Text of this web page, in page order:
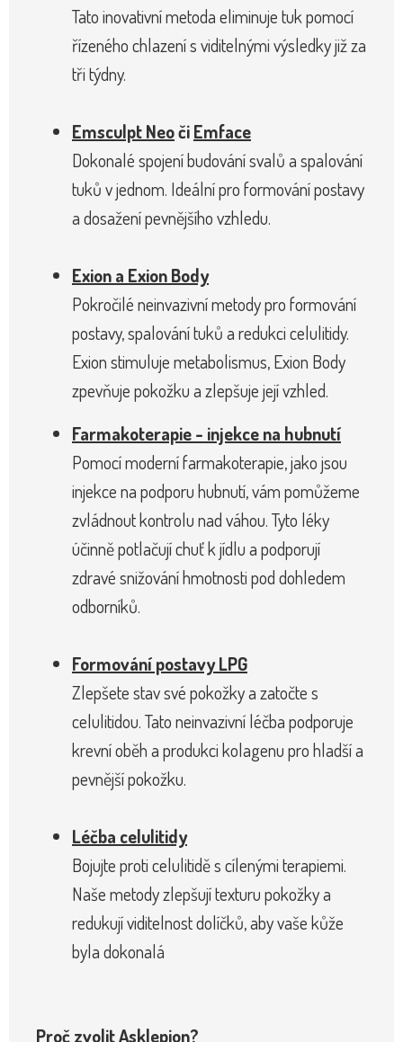
Tato inovativní metoda eliminuje tuk pomocí
řízeného chlazení s viditelnými výsledky již za
tři týdny.
Emsculpt NeočiEmface
Dokonalé spojení budování svalů a spalování
tuků v jednom. Ideální pro formování postavy
a dosažení pevnějšího vzhledu.
Exion a Exion Body
Pokročilé neinvazivní metody pro formování
postavy, spalování tuků a redukci celulitidy.
Exion stimuluje metabolismus, Exion Body
zpevňuje pokožku a zlepšuje její vzhled.
Farmakoterapie - injekce na hubnutí
Pomocí moderní farmakoterapie, jako jsou
injekce na podporu hubnutí, vám pomůžeme
zvládnout kontrolu nad váhou. Tyto léky
účinně potlačují chuť k jídlu a podporují
zdravé snižování hmotnosti pod dohledem
odborníků.
Formování postavy LPG
Zlepšete stav své pokožky a zatočte s
celulitidou. Tato neinvazivní léčba podporuje
krevní oběh a produkci kolagenu pro hladší a
pevnější pokožku.
Léčba celulitidy
Bojujte proti celulitidě s cílenými terapiemi.
Naše metody zlepšují texturu pokožky a
redukují viditelnost dolíčků, aby vaše kůže
byla dokonalá
Proč zvolit Asklepion?